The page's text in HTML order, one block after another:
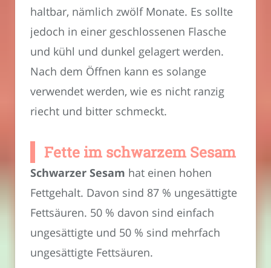
haltbar, nämlich zwölf Monate. Es sollte
jedoch in einer geschlossenen Flasche
und kühl und dunkel gelagert werden.
Nach dem Öffnen kann es solange
verwendet werden, wie es nicht ranzig
riecht und bitter schmeckt.
Fette im schwarzem Sesam
Schwarzer Sesam hat einen hohen
Fettgehalt. Davon sind 87 % ungesättigte
Fettsäuren. 50 % davon sind einfach
ungesättigte und 50 % sind mehrfach
ungesättigte Fettsäuren.